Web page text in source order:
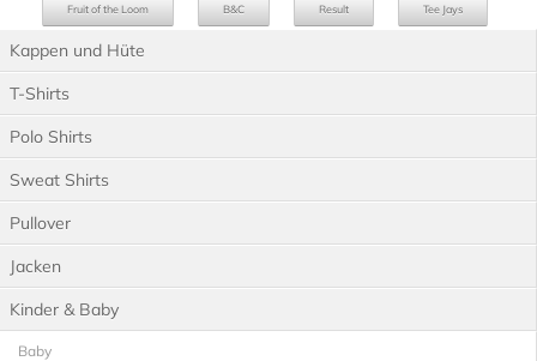
Fruit of the Loom B&C Result Tee Jays
Kappen und Hüte
T-Shirts
Polo Shirts
Sweat Shirts
Pullover
Jacken
Kinder & Baby
Baby